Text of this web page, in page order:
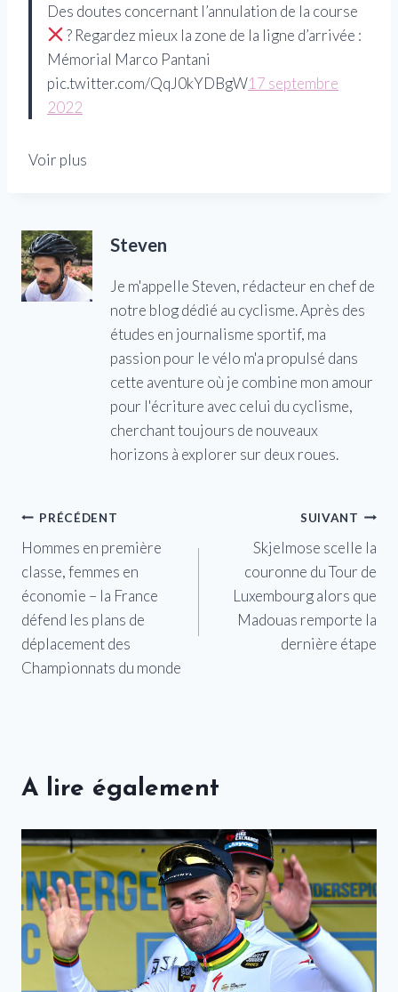
Des doutes concernant l’annulation de la course
? Regardez mieux la zone de la ligne d’arrivée :
Mémorial Marco Pantani
pic.twitter.com/QqJ0kYDBgW17 septembre
2022
Voir plus
Steven
Je m'appelle Steven, rédacteur en chef de
notre blog dédié au cyclisme. Après des
études en journalisme sportif, ma
passion pour le vélo m'a propulsé dans
cette aventure où je combine mon amour
pour l'écriture avec celui du cyclisme,
cherchant toujours de nouveaux
horizons à explorer sur deux roues.
Navigation
de
l’article
PRÉCÉDENT
Hommes en première
classe, femmes en
économie – la France
défend les plans de
déplacement des
Championnats du monde
SUIVANT
Skjelmose scelle la
couronne du Tour de
Luxembourg alors que
Madouas remporte la
dernière étape
A lire également